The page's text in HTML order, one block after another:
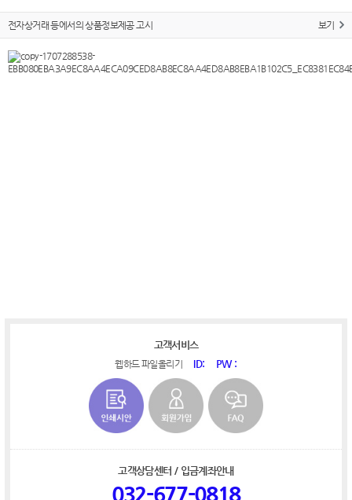
전자상거래 등에서의 상품정보제공 고시 보기
고객서비스
웹하드 파일올리기 ID: PW :
고객상담센터 / 입금계좌안내
032-677-0818